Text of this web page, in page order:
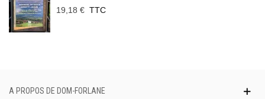
19,18 € TTC
A PROPOS DE DOM-FORLANE